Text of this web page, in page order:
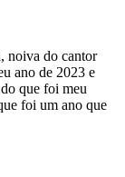
noiva do cantor
ano de 2023 e
que foi meu
foi um ano que